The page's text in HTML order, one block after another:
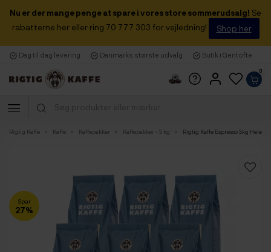
Nu er der mange penge at spare i vores store sommerudsalg! Se
rabatterne her eller ring 70 777 303 for vejledning!
Shop her
Dag til dag levering Danmarks største udvalg Butik i Gentofte
0
Rigtig Kaffe Kaffe Kaffepakker Kaffepakker - 3 kg Rigtig Kaffe Espresso 3kg Hele
Spar
27%